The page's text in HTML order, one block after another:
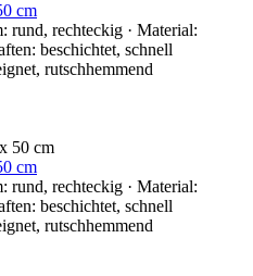
cm
rund, rechteckig · Material:
beschichtet, schnell
rutschhemmend
cm
rund, rechteckig · Material:
beschichtet, schnell
rutschhemmend